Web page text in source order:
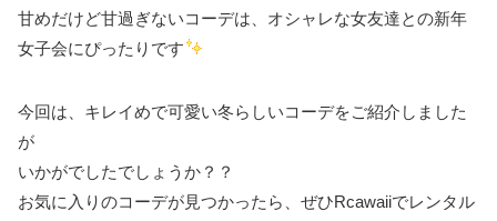
甘めだけど甘過ぎないコーデは、オシャレな女友達との新年
女子会にぴったりです
今回は、キレイめで可愛い冬らしいコーデをご紹介しました
が
いかがでしたでしょうか？？
お気に入りのコーデが見つかったら、ぜひRcawaiiでレンタル